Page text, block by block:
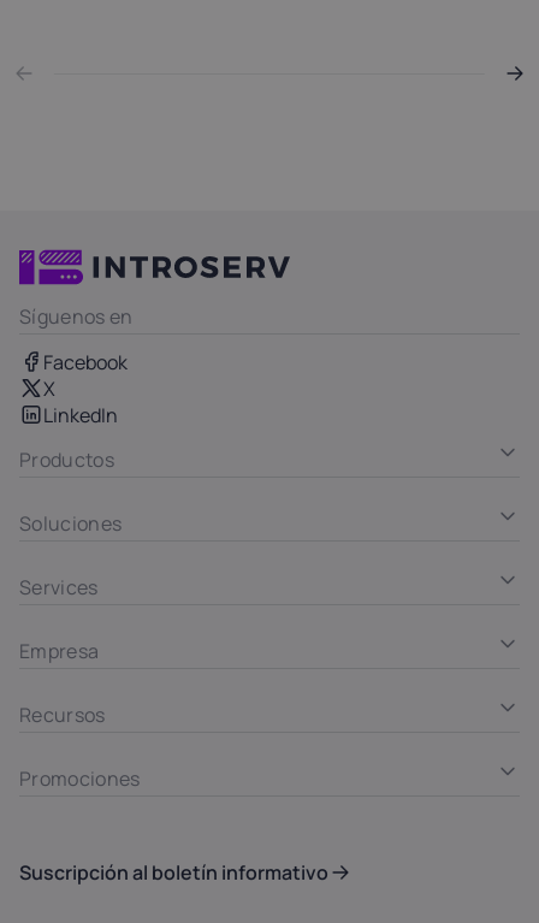
Síguenos en
Facebook
X
LinkedIn
Productos
Soluciones
Services
Empresa
Recursos
Promociones
Suscripción al boletín informativo